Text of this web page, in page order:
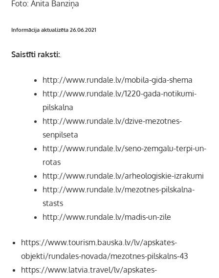
Foto: Anita Banziņa
Informācija aktualizēta 26.06.2021
Saistīti raksti:.
http://www.rundale.lv/mobila-gida-shema
http://www.rundale.lv/1220-gada-notikumi-
pilskalna
http://www.rundale.lv/dzive-mezotnes-
senpilseta
http://www.rundale.lv/seno-zemgalu-terpi-un-
rotas
http://www.rundale.lv/arheologiskie-izrakumi
http://www.rundale.lv/mezotnes-pilskalna-
stasts
http://www.rundale.lv/madis-un-zile
https://www.tourism.bauska.lv/lv/apskates-
objekti/rundales-novada/mezotnes-pilskalns-43
https://www.latvia.travel/lv/apskates-